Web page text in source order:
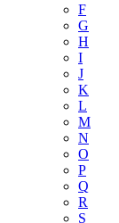
F
G
H
I
J
K
L
M
N
O
P
Q
R
S